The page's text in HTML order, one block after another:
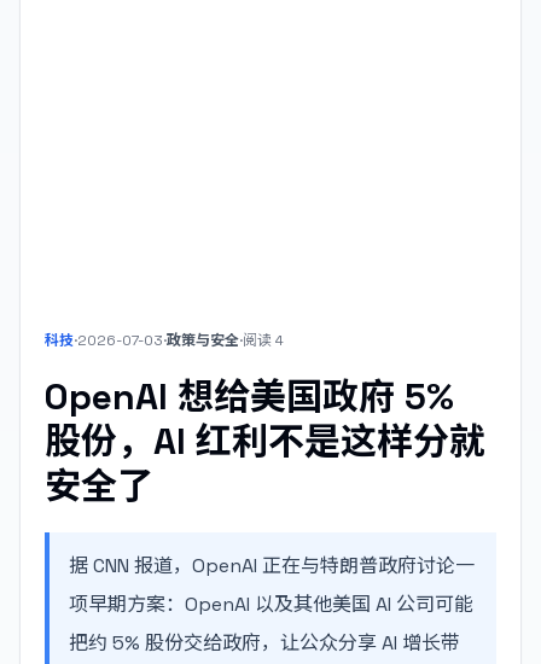
科技·2026-07-03·政策与安全·阅读4
OpenAI 想给美国政府 5%
股份，AI 红利不是这样分就
安全了
据 CNN 报道，OpenAI 正在与特朗普政府讨论一
项早期方案：OpenAI 以及其他美国 AI 公司可能
把约 5% 股份交给政府，让公众分享 AI 增长带